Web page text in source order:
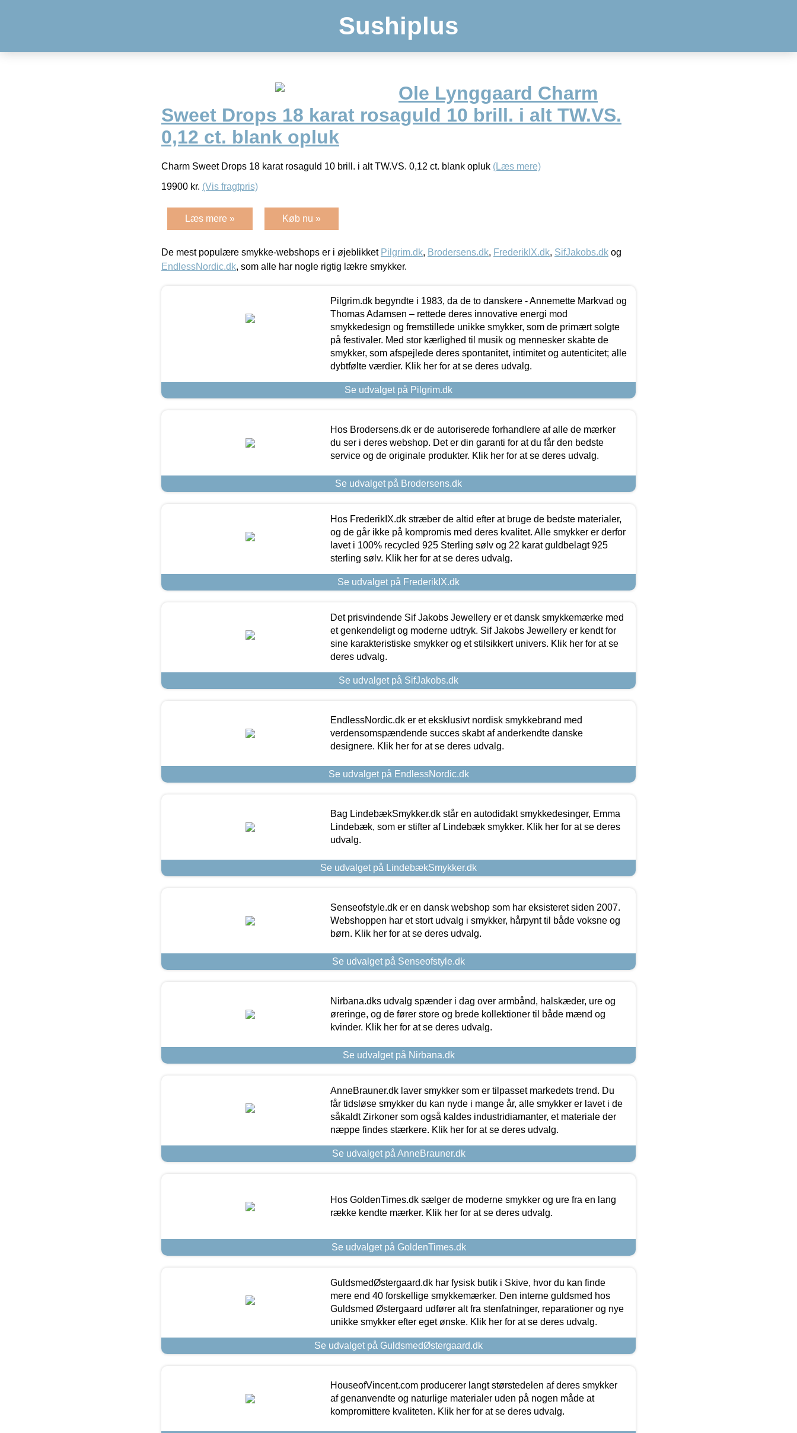
Sushiplus
Ole Lynggaard Charm
Sweet Drops 18 karat rosaguld 10 brill. i alt TW.VS.
0,12 ct. blank opluk
Charm Sweet Drops 18 karat rosaguld 10 brill. i alt TW.VS. 0,12 ct. blank opluk (Læs mere)
19900 kr. (Vis fragtpris)
Læs mere » Køb nu »
De mest populære smykke-webshops er i øjeblikket Pilgrim.dk, Brodersens.dk, FrederikIX.dk, SifJakobs.dk og
EndlessNordic.dk, som alle har nogle rigtig lækre smykker.
Pilgrim.dk begyndte i 1983, da de to danskere - Annemette Markvad og
Thomas Adamsen – rettede deres innovative energi mod
smykkedesign og fremstillede unikke smykker, som de primært solgte
på festivaler. Med stor kærlighed til musik og mennesker skabte de
smykker, som afspejlede deres spontanitet, intimitet og autenticitet; alle
dybtfølte værdier. Klik her for at se deres udvalg.
Se udvalget på Pilgrim.dk
Hos Brodersens.dk er de autoriserede forhandlere af alle de mærker
du ser i deres webshop. Det er din garanti for at du får den bedste
service og de originale produkter. Klik her for at se deres udvalg.
Se udvalget på Brodersens.dk
Hos FrederikIX.dk stræber de altid efter at bruge de bedste materialer,
og de går ikke på kompromis med deres kvalitet. Alle smykker er derfor
lavet i 100% recycled 925 Sterling sølv og 22 karat guldbelagt 925
sterling sølv. Klik her for at se deres udvalg.
Se udvalget på FrederikIX.dk
Det prisvindende Sif Jakobs Jewellery er et dansk smykkemærke med
et genkendeligt og moderne udtryk. Sif Jakobs Jewellery er kendt for
sine karakteristiske smykker og et stilsikkert univers. Klik her for at se
deres udvalg.
Se udvalget på SifJakobs.dk
EndlessNordic.dk er et eksklusivt nordisk smykkebrand med
verdensomspændende succes skabt af anderkendte danske
designere. Klik her for at se deres udvalg.
Se udvalget på EndlessNordic.dk
Bag LindebækSmykker.dk står en autodidakt smykkedesinger, Emma
Lindebæk, som er stifter af Lindebæk smykker. Klik her for at se deres
udvalg.
Se udvalget på LindebækSmykker.dk
Senseofstyle.dk er en dansk webshop som har eksisteret siden 2007.
Webshoppen har et stort udvalg i smykker, hårpynt til både voksne og
børn. Klik her for at se deres udvalg.
Se udvalget på Senseofstyle.dk
Nirbana.dks udvalg spænder i dag over armbånd, halskæder, ure og
øreringe, og de fører store og brede kollektioner til både mænd og
kvinder. Klik her for at se deres udvalg.
Se udvalget på Nirbana.dk
AnneBrauner.dk laver smykker som er tilpasset markedets trend. Du
får tidsløse smykker du kan nyde i mange år, alle smykker er lavet i de
såkaldt Zirkoner som også kaldes industridiamanter, et materiale der
næppe findes stærkere. Klik her for at se deres udvalg.
Se udvalget på AnneBrauner.dk
Hos GoldenTimes.dk sælger de moderne smykker og ure fra en lang
række kendte mærker. Klik her for at se deres udvalg.
Se udvalget på GoldenTimes.dk
GuldsmedØstergaard.dk har fysisk butik i Skive, hvor du kan finde
mere end 40 forskellige smykkemærker. Den interne guldsmed hos
Guldsmed Østergaard udfører alt fra stenfatninger, reparationer og nye
unikke smykker efter eget ønske. Klik her for at se deres udvalg.
Se udvalget på GuldsmedØstergaard.dk
HouseofVincent.com producerer langt størstedelen af deres smykker
af genanvendte og naturlige materialer uden på nogen måde at
kompromittere kvaliteten. Klik her for at se deres udvalg.